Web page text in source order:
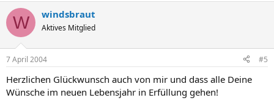
W windsbraut
Aktives Mitglied
7 April 2004 #5
Herzlichen Glückwunsch auch von mir und dass alle Deine
Wünsche im neuen Lebensjahr in Erfüllung gehen!